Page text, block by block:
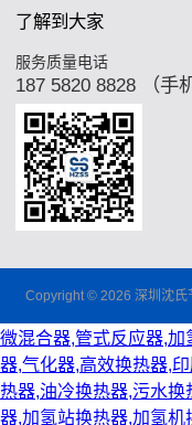
了解到大家
服务质量电话
187 5820 8828 （手
Copyright © 2026 深圳沈氏
微混合器,管式反应器,
器,气化器,高效换热器,
热器,油冷换热器,污水换
器,加氢站换热器,加氢